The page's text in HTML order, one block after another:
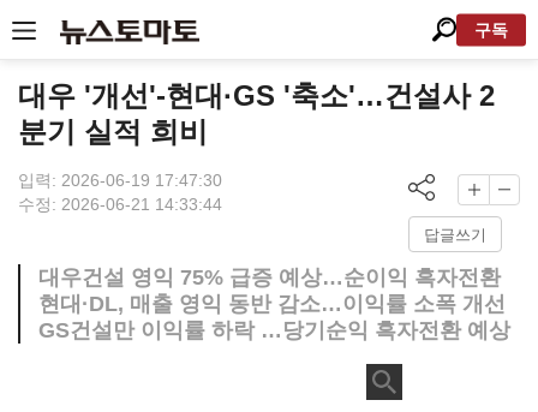
구독
대우 '개선'-현대·GS '축소'…건설사 2
분기 실적 희비
입력: 2026-06-19 17:47:30
수정: 2026-06-21 14:33:44
답글쓰기
대우건설 영익 75% 급증 예상…순이익 흑자전환
현대·DL, 매출 영익 동반 감소…이익률 소폭 개선
GS건설만 이익률 하락 …당기순익 흑자전환 예상